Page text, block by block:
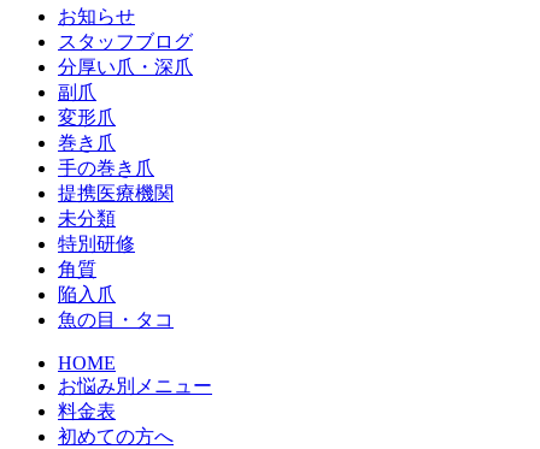
お知らせ
スタッフブログ
分厚い爪・深爪
副爪
変形爪
巻き爪
手の巻き爪
提携医療機関
未分類
特別研修
角質
陥入爪
魚の目・タコ
HOME
お悩み別メニュー
料金表
初めての方へ